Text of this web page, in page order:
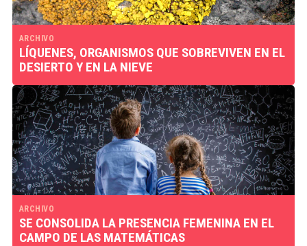
ARCHIVO
LÍQUENES, ORGANISMOS QUE SOBREVIVEN EN EL
DESIERTO Y EN LA NIEVE
ARCHIVO
SE CONSOLIDA LA PRESENCIA FEMENINA EN EL
CAMPO DE LAS MATEMÁTICAS